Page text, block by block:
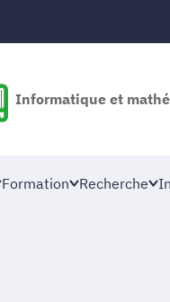
Informatique et
Formation Recherche